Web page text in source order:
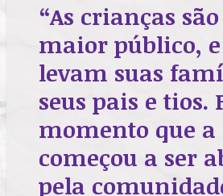
“As crianças
maior público,
levam suas
seus pais e tios.
momento que a
começou a ser
pela